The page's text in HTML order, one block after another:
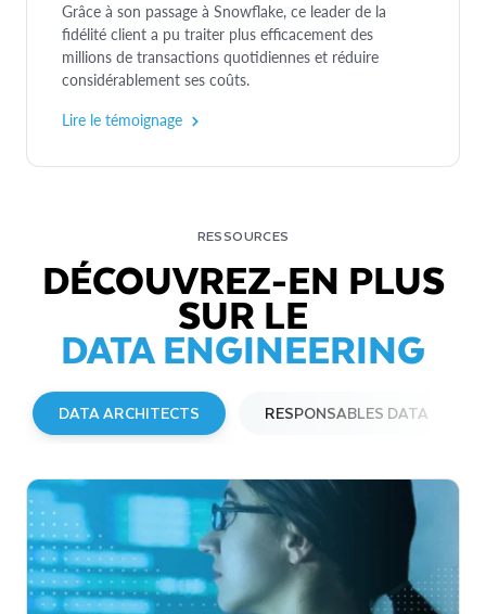
Grâce à son passage à Snowflake, ce leader de la
fidélité client a pu traiter plus efficacement des
millions de transactions quotidiennes et réduire
considérablement ses coûts.
Lire le témoignage
RESSOURCES
DÉCOUVREZ-EN PLUS
SUR LE
DATA ENGINEERING
DATA ARCHITECTS RESPONSABLES DATA